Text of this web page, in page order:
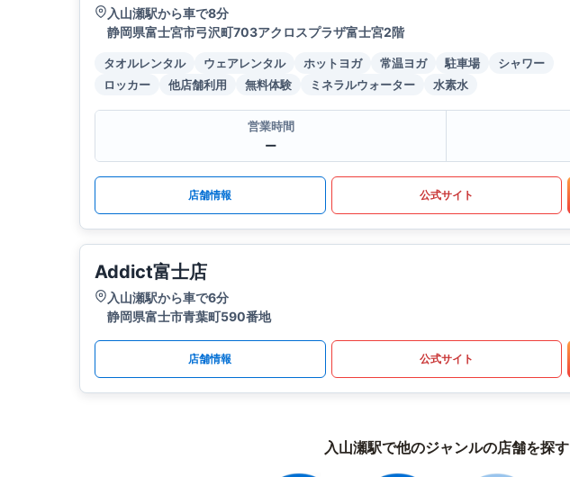
入山瀬駅から車で8分
静岡県富士宮市弓沢町703アクロスプラザ富士宮2階
タオルレンタル ウェアレンタル ホットヨガ 常温ヨガ 駐車場
シャワー
ロッカー
他店舗利用 無料体験 ミネラルウォーター 水素水
営業時間
ー
店舗情報 公式サイト
Addict富士店
入山瀬駅から車で6分
静岡県富士市青葉町590番地
店舗情報 公式サイト
入山瀬駅で他のジャンルの店舗を探す